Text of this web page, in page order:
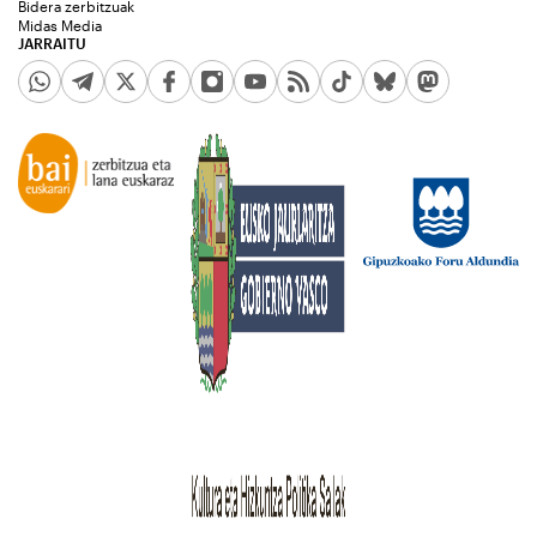
JARRAITU
Bidera zerbitzuak
Midas Media